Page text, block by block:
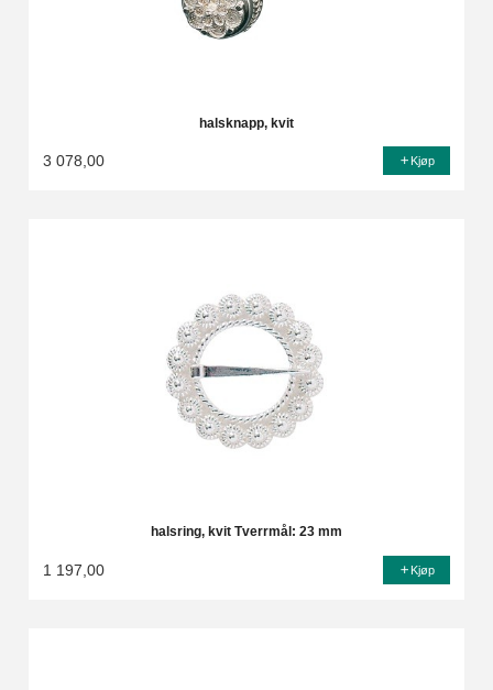
halsknapp, kvit
3 078,00 Kjøp
halsring, kvit Tverrmål: 23 mm
1 197,00 Kjøp